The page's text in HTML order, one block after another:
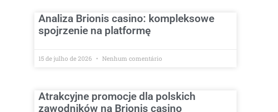
Analiza Brionis casino: kompleksowe
spojrzenie na platformę
15 de julho de 2026 Nenhum comentário
Atrakcyjne promocje dla polskich
zawodników na Brionis casino